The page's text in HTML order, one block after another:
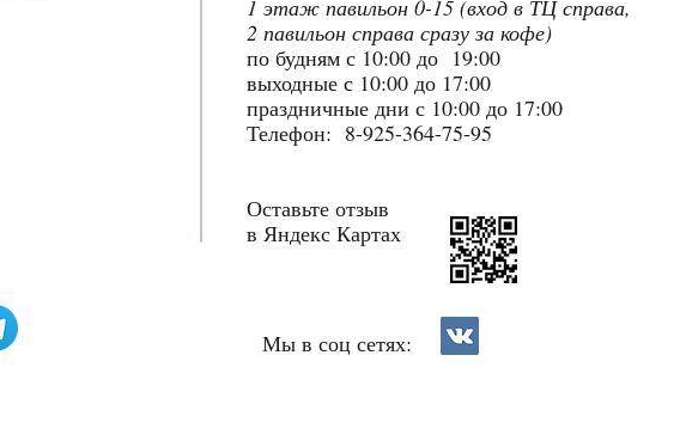
1 этаж павильон 0-15 (вход в ТЦ справа,
2 павильон справа сразу за кофе)
по будням с 10:00 до 19:00
выходные с 10:00 до 17:00
праздничные дни с 10:00 до 17:00
Телефон: 8-925-364-75-95
Оставьте отзыв
в Яндекс Картах
Мы в соц сетях: